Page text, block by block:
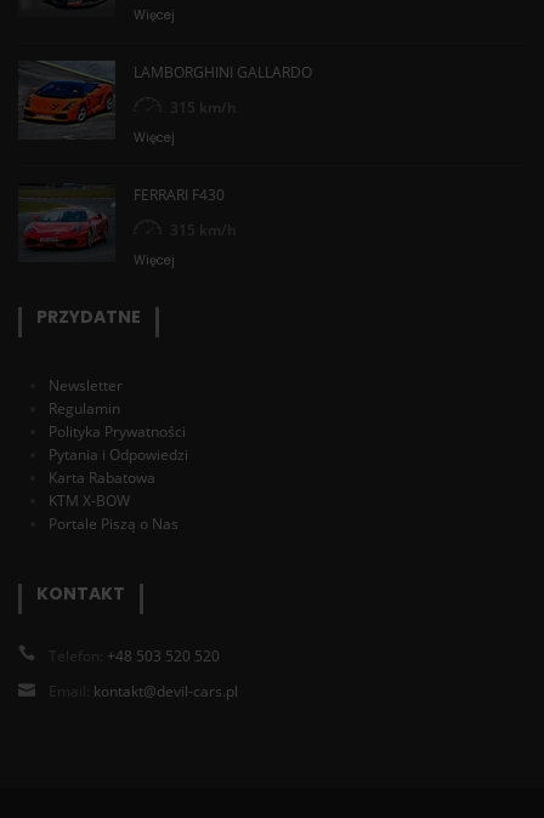
Więcej
LAMBORGHINI GALLARDO
315 km/h
Więcej
FERRARI F430
315 km/h
Więcej
PRZYDATNE
Newsletter
Regulamin
Polityka Prywatności
Pytania i Odpowiedzi
Karta Rabatowa
KTM X-BOW
Portale Piszą o Nas
KONTAKT
Telefon: +48 503 520 520
Email: kontakt@devil-cars.pl